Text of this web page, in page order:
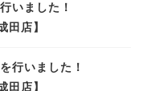
いました！
田店】
行いました！
田店】